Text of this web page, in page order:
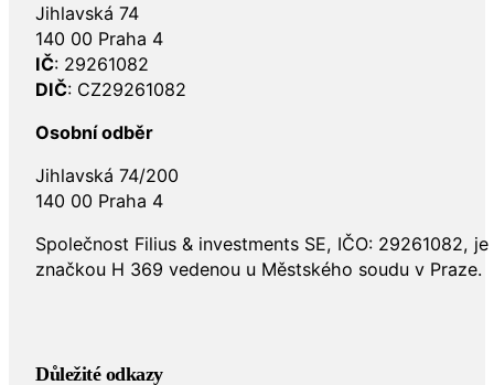
140 00 Praha 4
IČ: 29261082
DIČ: CZ29261082
140 00 Praha 4
značkou H 369 vedenou u Městského soudu v Praze.